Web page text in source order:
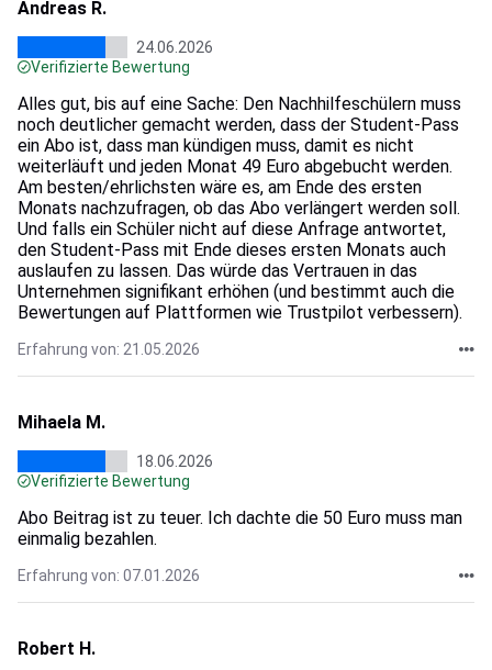
Andreas R.
24.06.2026
Verifizierte Bewertung
Alles gut, bis auf eine Sache: Den Nachhilfeschülern muss
noch deutlicher gemacht werden, dass der Student-Pass
ein Abo ist, dass man kündigen muss, damit es nicht
weiterläuft und jeden Monat 49 Euro abgebucht werden.
Am besten/ehrlichsten wäre es, am Ende des ersten
Monats nachzufragen, ob das Abo verlängert werden soll.
Und falls ein Schüler nicht auf diese Anfrage antwortet,
den Student-Pass mit Ende dieses ersten Monats auch
auslaufen zu lassen. Das würde das Vertrauen in das
Unternehmen signifikant erhöhen (und bestimmt auch die
Bewertungen auf Plattformen wie Trustpilot verbessern).
Erfahrung von: 21.05.2026
Mihaela M.
18.06.2026
Verifizierte Bewertung
Abo Beitrag ist zu teuer. Ich dachte die 50 Euro muss man
einmalig bezahlen.
Erfahrung von: 07.01.2026
Robert H.